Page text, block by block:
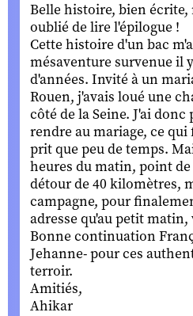
Belle histoire, bien écrite,
oublié de lire l'épilogue !
Cette histoire d'un bac
mésaventure survenue il
d'années. Invité à un
Rouen, j'avais loué une
côté de la Seine. J'ai
rendre au mariage, ce
prit que peu de temps.
heures du matin, point de
détour de 40 kilomètres,
campagne, pour
adresse qu'au petit matin,
Bonne continuation
Jehanne- pour ces
terroir.
Amitiés,
Ahikar